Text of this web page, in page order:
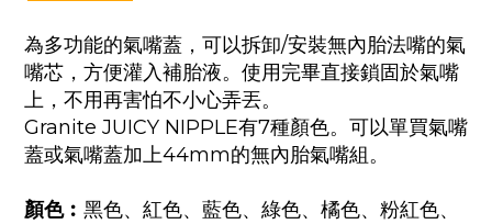
為多功能的氣嘴蓋，可以拆卸/安裝無內胎法嘴的氣
嘴芯，方便灌入補胎液。使用完畢直接鎖固於氣嘴
上，不用再害怕不小心弄丟。
Granite JUICY NIPPLE有7種顏色。可以單買氣嘴
蓋或氣嘴蓋加上44mm的無內胎氣嘴組。
顏色︰ 黑色、紅色、藍色、綠色、橘色、粉紅色、